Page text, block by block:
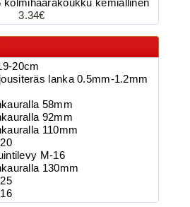
3.90€
1X Black Ni...
1X Black Nickel
N.4
kolmihaarakoukku kemiallinen
3.34€
20cm
lanka 0.5mm-1.2mm
58mm
92mm
110mm
M-16
130mm